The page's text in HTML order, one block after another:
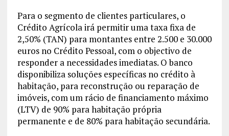
Para o segmento de clientes particulares, o
Crédito Agrícola irá permitir uma taxa fixa de
2,50% (TAN) para montantes entre 2.500 e 30.000
euros no Crédito Pessoal, com o objectivo de
responder a necessidades imediatas. O banco
disponibiliza soluções específicas no crédito à
habitação, para reconstrução ou reparação de
imóveis, com um rácio de financiamento máximo
(LTV) de 90% para habitação própria
permanente e de 80% para habitação secundária.